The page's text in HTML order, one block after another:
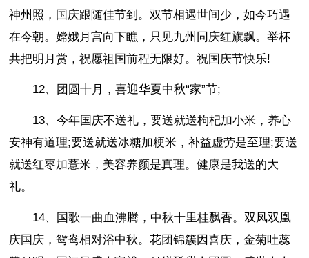
神州照，国庆跟随佳节到。双节相遇世间少，如今巧遇
在今朝。嫦娥月宫向下瞧，只见九州同庆红旗飘。举杯
共把明月赏，祝愿祖国前程无限好。祝国庆节快乐!
12、团圆十月，喜迎华夏中秋“家”节;
13、今年国庆不送礼，要送就送枸杞加小米，养心
安神有道理;要送就送冰糖加粳米，补益虚劳是至理;要送
就送红枣加薏米，美容养颜是真理。健康是我送的大
礼。
14、国歌一曲血沸腾，中秋十里桂飘香。双凤双凰
庆国庆，鸳鸯相对浴中秋。花团锦簇因喜庆，金菊吐蕊